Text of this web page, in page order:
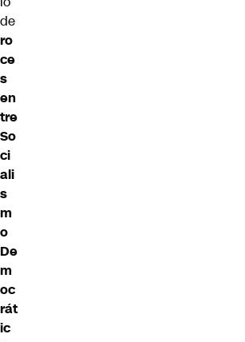
de
ro
ce
s
en
tre
So
ci
ali
s
m
o
De
m
oc
rát
ic